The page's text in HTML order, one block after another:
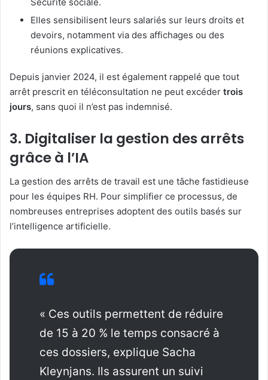
Elles sensibilisent leurs salariés sur leurs droits et
devoirs, notamment via des affichages ou des
réunions explicatives.
Depuis janvier 2024, il est également rappelé que tout
arrêt prescrit en téléconsultation ne peut excéder trois
jours, sans quoi il n’est pas indemnisé.
3. Digitaliser la gestion des arrêts
grâce à l’IA
La gestion des arrêts de travail est une tâche fastidieuse
pour les équipes RH. Pour simplifier ce processus, de
nombreuses entreprises adoptent des outils basés sur
l’intelligence artificielle.
« Ces outils permettent de réduire
de 15 à 20 % le temps consacré à
ces dossiers, explique Sacha
Kleynjans. Ils assurent un suivi